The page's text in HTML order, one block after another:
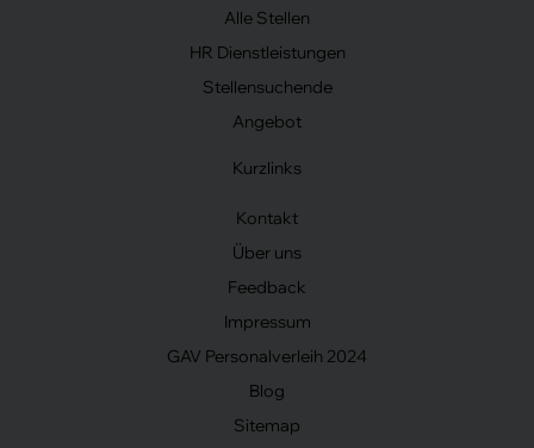
Alle Stellen
HR Dienstleistungen
Stellensuchende
Angebot
Kurzlinks
Kontakt
Über uns
Feedback
Impressum
GAV Personalverleih 2024
Blog
Sitemap